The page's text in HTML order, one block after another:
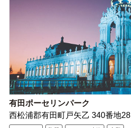
有田ポーセリンパーク
西松浦郡有田町戸矢乙 340番地28